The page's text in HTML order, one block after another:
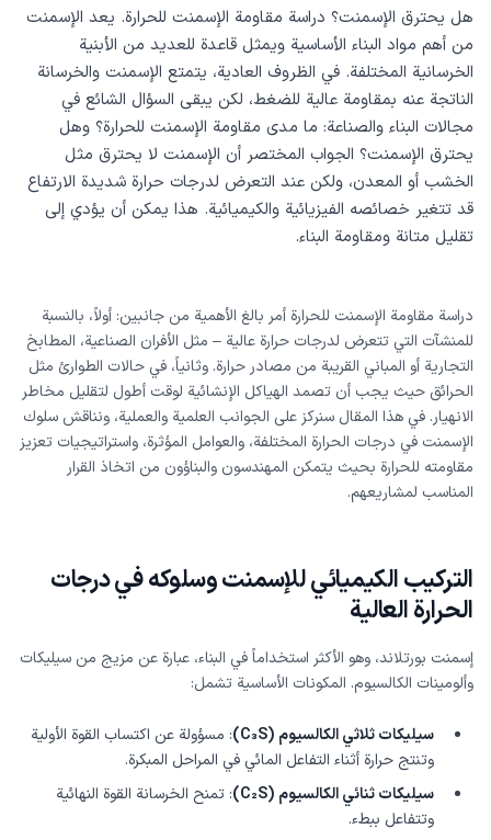
هل يحترق الإسمنت؟ دراسة مقاومة الإسمنت للحرارة. يعد الإسمنت
من أهم مواد البناء الأساسية ويمثل قاعدة للعديد من الأبنية
الخرسانية المختلفة. في الظروف العادية، يتمتع الإسمنت والخرسانة
الناتجة عنه بمقاومة عالية للضغط، لكن يبقى السؤال الشائع في
مجالات البناء والصناعة: ما مدى مقاومة الإسمنت للحرارة؟ وهل
يحترق الإسمنت؟ الجواب المختصر أن الإسمنت لا يحترق مثل
الخشب أو المعدن، ولكن عند التعرض لدرجات حرارة شديدة الارتفاع
قد تتغير خصائصه الفيزيائية والكيميائية. هذا يمكن أن يؤدي إلى
تقليل متانة ومقاومة البناء.
دراسة مقاومة الإسمنت للحرارة أمر بالغ الأهمية من جانبين: أولاً، بالنسبة
للمنشآت التي تتعرض لدرجات حرارة عالية – مثل الأفران الصناعية، المطابخ
التجارية أو المباني القريبة من مصادر حرارة. وثانياً، في حالات الطوارئ مثل
الحرائق حيث يجب أن تصمد الهياكل الإنشائية لوقت أطول لتقليل مخاطر
الانهيار. في هذا المقال سنركز على الجوانب العلمية والعملية، ونناقش سلوك
الإسمنت في درجات الحرارة المختلفة، والعوامل المؤثرة، واستراتيجيات تعزيز
مقاومته للحرارة بحيث يتمكن المهندسون والبناؤون من اتخاذ القرار
المناسب لمشاريعهم.
التركيب الكيميائي للإسمنت وسلوكه في درجات
الحرارة العالية
إسمنت بورتلاند، وهو الأكثر استخداماً في البناء، عبارة عن مزيج من سيليكات
وألومينات الكالسيوم. المكونات الأساسية تشمل:
سيليكات ثلاثي الكالسيوم (C₃S)
: مسؤولة عن اكتساب القوة الأولية
وتنتج حرارة أثناء التفاعل المائي في المراحل المبكرة.
سيليكات ثنائي الكالسيوم (C₂S)
: تمنح الخرسانة القوة النهائية
وتتفاعل ببطء.